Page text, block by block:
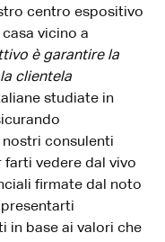
centro espositivo
vicino a
è garantire la
clientela
studiate in
nostri consulenti
vedere dal vivo
firmate dal noto
in base ai valori che